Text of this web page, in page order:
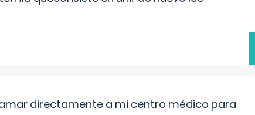
directamente a mi centro médico para